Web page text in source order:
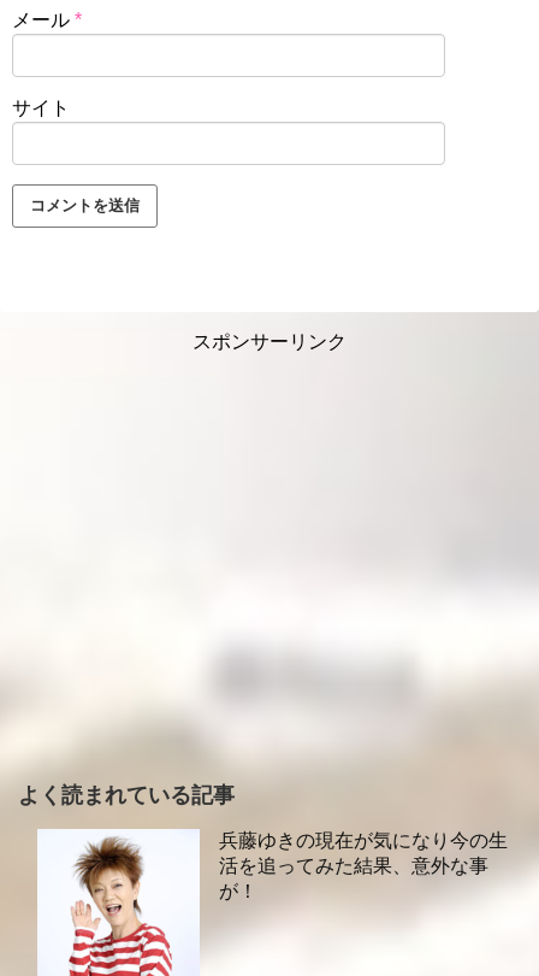
メール *
サイト
スポンサーリンク
よく読まれている記事
兵藤ゆきの現在が気になり今の生
活を追ってみた結果、意外な事
が！